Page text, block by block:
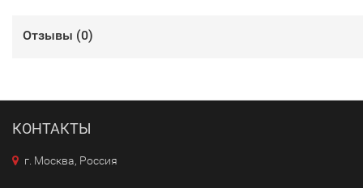
Отзывы (0)
КОНТАКТЫ
г. Москва, Россия